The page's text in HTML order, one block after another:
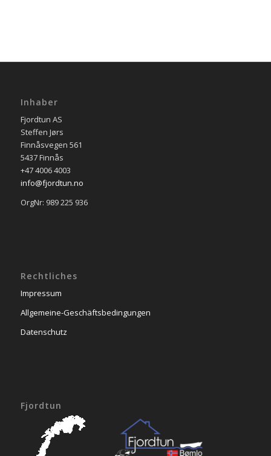
Inhaber
Fjordtun AS
Steffen Jørs
Finnåsvegen 561
5437 Finnås
+47 4006 4003
info@fjordtun.no
OrgNr: 989 225 936
Rechtliches
Impressum
Allgemeine-Geschäftsbedingungen
Datenschutz
Fjordtun